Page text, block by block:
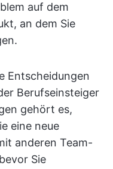
auf dem
an dem Sie
Entscheidungen
Berufseinsteiger
gehört es,
eine neue
anderen Team-
Sie